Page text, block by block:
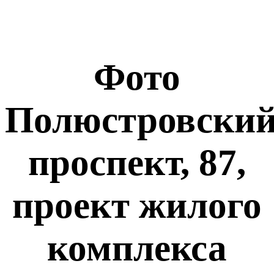
Фото
проспект, 87,
проект жилого
комплекса